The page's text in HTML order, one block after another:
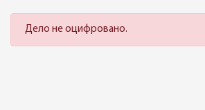
Дело не оцифровано.